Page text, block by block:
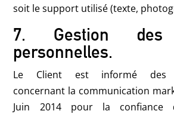
soit le support utilisé (texte,
7. Gestion des
personnelles.
Le Client est informé des
concernant la communication
Juin 2014 pour la confiance